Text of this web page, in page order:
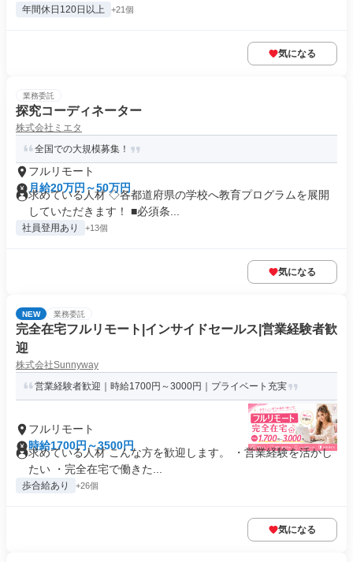
年間休日120日以上 +21個
気になる
業務委託
探究コーディネーター
株式会社ミエタ
全国での大規模募集！
フルリモート
月給20万円～50万円
求めている人材 ◇各都道府県の学校へ教育プログラムを展開
していただきます！ ■必須条...
社員登用あり +13個
気になる
NEW 業務委託
完全在宅フルリモート|インサイドセールス|営業経験者歓
迎
株式会社Sunnyway
営業経験者歓迎｜時給1700円～3000円｜プライベート充実
フルリモート
時給1700円～3500円
求めている人材 こんな方を歓迎します。 ・営業経験を活かし
たい ・完全在宅で働きた...
歩合給あり +26個
気になる